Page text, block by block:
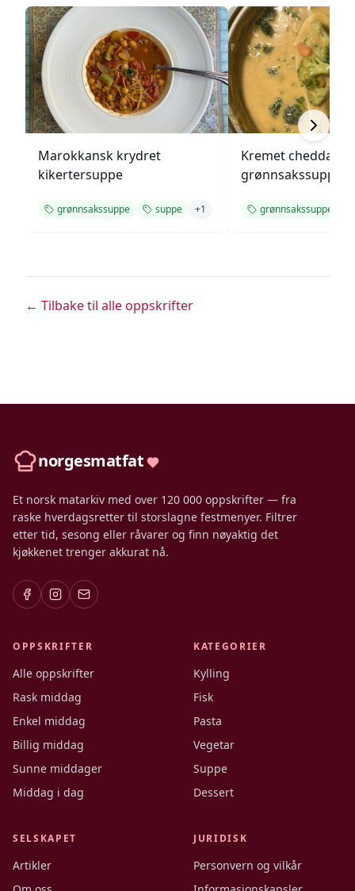
Marokkansk krydret
kikertersuppe
grønnsakssuppe suppe +1
Kremet cheddar-
grønnsakssuppe
grønnsakssuppe
← Tilbake til alle oppskrifter
norgesmatfat
Et norsk matarkiv med over 120 000 oppskrifter — fra
raske hverdagsretter til storslagne festmenyer. Filtrer
etter tid, sesong eller råvarer og finn nøyaktig det
kjøkkenet trenger akkurat nå.
OPPSKRIFTER
Alle oppskrifter
Rask middag
Enkel middag
Billig middag
Sunne middager
Middag i dag
KATEGORIER
Kylling
Fisk
Pasta
Vegetar
Suppe
Dessert
SELSKAPET
Artikler
JURIDISK
Personvern og vilkår